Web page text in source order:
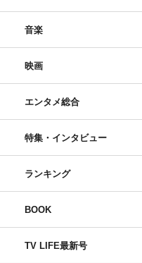
音楽
映画
エンタメ総合
特集・インタビュー
ランキング
BOOK
TV LIFE最新号